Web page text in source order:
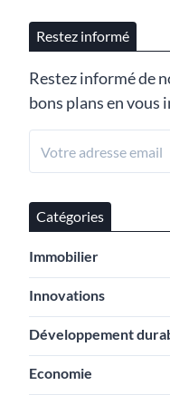
Restez informé
Restez informé de
bons plans en
Catégories
Immobilier
Innovations
Développement
Economie